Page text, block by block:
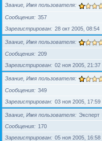
Звание, Имя пользователя
Сообщения
357
Зарегистрирован
28 окт 2005, 08:54
Звание, Имя пользователя
Сообщения
209
Зарегистрирован
02 ноя 2005, 21:37
Звание, Имя пользователя
Сообщения
349
Зарегистрирован
03 ноя 2005, 17:59
Звание, Имя пользователя Эксперт
Сообщения
170
Зарегистрирован
05 ноя 2005, 16:58